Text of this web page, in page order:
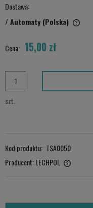
Dostawa:
/ Automaty (Polska)
Cena nie zawiera
Cena: 15,00 zł
szt.
Kod produktu: TSA0050
Producent:LECHPOL
LECHPOL ELECTRONICS LESZEK